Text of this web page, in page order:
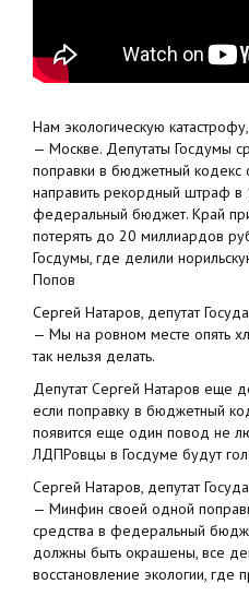
Нам экологическую
— Москве. Депутаты Госдумы
поправки в бюджетный кодекс
направить рекордный штраф
федеральный бюджет. Край
потерять до 20 миллиардов
Госдумы, где делили
Попов
Сергей Натаров, депутат
— Мы на ровном месте опять
так нельзя делать.
Депутат Сергей Натаров еще
если поправку в бюджетный
появится еще один повод не
ЛДПРовцы в Госдуме будут
Сергей Натаров, депутат
— Минфин своей одной
средства в федеральный
должны быть окрашены, все
восстановление экологии, где